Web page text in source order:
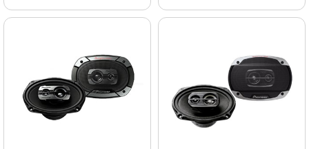
۳,۹۸۹,۰۰۰ تومان۳,۶۸۹,۰۰۰ تومان.
۳,۹۷۹,۰۰۰ تومان۳,۸۷۹,۰۰۰ تومان.